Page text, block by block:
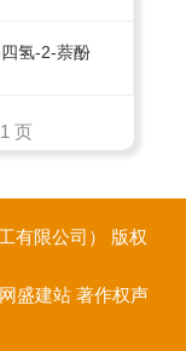
氢-2-萘酚
页
有限公司） 版权
网盛建站 著作权声